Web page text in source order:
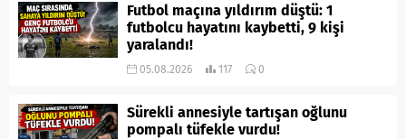
Futbol maçına yıldırım düştü: 1
futbolcu hayatını kaybetti, 9 kişi
yaralandı!
05.08.2026 117 0
Sürekli annesiyle tartışan oğlunu
pompalı tüfekle vurdu!